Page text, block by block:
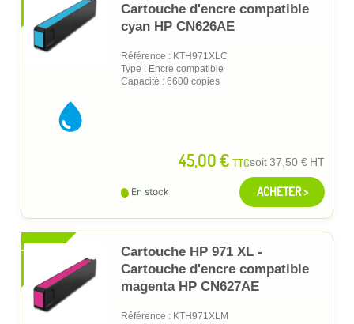
Cartouche d'encre compatible
cyan HP CN626AE
Référence : KTH971XLC
Type : Encre compatible
Capacité : 6600 copies
45,00 € TTCsoit37,50 € HT
En stock ACHETER >
XL
Cartouche HP 971 XL -
Cartouche d'encre compatible
magenta HP CN627AE
Référence : KTH971XLM